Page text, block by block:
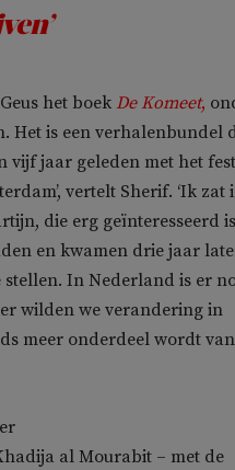
het boek De Komeet,
Het is een verhalenbundel
vijf jaar geleden met het
vertelt Sherif. ‘Ik zat
die erg geïnteresseerd
en kwamen drie jaar
stellen. In Nederland is er
wilden we verandering in
meer onderdeel wordt
al Mourabit – met de